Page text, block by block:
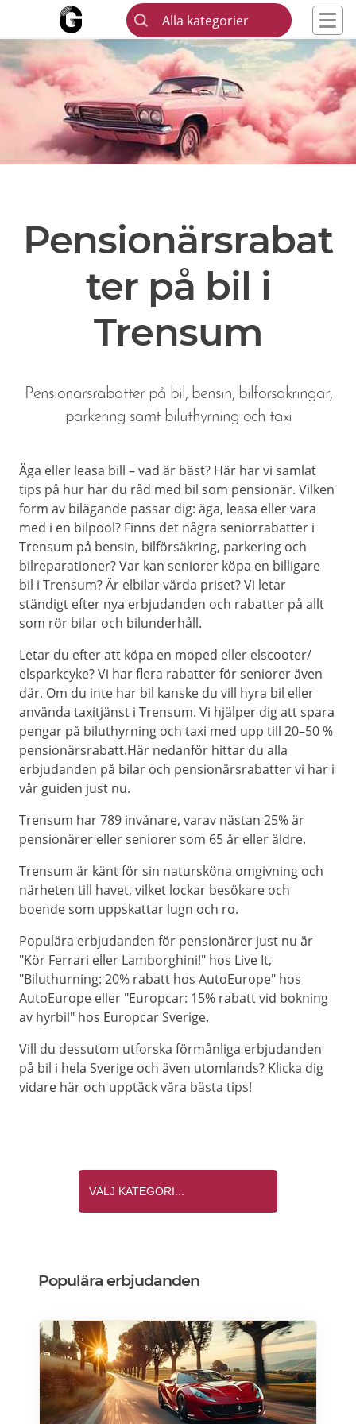
Alla kategorier
Pensionärsrabat
ter på bil i
Trensum
Pensionärsrabatter på bil, bensin, bilförsakringar,
parkering samt biluthyrning och taxi
Äga eller leasa bill – vad är bäst? Här har vi samlat
tips på hur har du råd med bil som pensionär. Vilken
form av bilägande passar dig: äga, leasa eller vara
med i en bilpool? Finns det några seniorrabatter i
Trensum på bensin, bilförsäkring, parkering och
bilreparationer? Var kan seniorer köpa en billigare
bil i Trensum? Är elbilar värda priset? Vi letar
ständigt efter nya erbjudanden och rabatter på allt
som rör bilar och bilunderhåll.
Letar du efter att köpa en moped eller elscooter/
elsparkcyke? Vi har flera rabatter för seniorer även
där. Om du inte har bil kanske du vill hyra bil eller
använda taxitjänst i Trensum. Vi hjälper dig att spara
pengar på biluthyrning och taxi med upp till 20–50 %
pensionärsrabatt.Här nedanför hittar du alla
erbjudanden på bilar och pensionärsrabatter vi har i
vår guiden just nu.
Trensum har 789 invånare, varav nästan 25% är
pensionärer eller seniorer som 65 år eller äldre.
Trensum är känt för sin natursköna omgivning och
närheten till havet, vilket lockar besökare och
boende som uppskattar lugn och ro.
Populära erbjudanden för pensionärer just nu är
"Kör Ferrari eller Lamborghini!" hos Live It,
"Biluthurning: 20% rabatt hos AutoEurope" hos
AutoEurope eller "Europcar: 15% rabatt vid bokning
av hyrbil" hos Europcar Sverige.
Vill du dessutom utforska förmånliga erbjudanden
på bil i hela Sverige och även utomlands? Klicka dig
vidare här och upptäck våra bästa tips!
Populära erbjudanden